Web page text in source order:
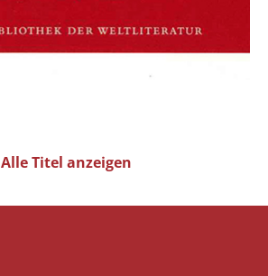
Alle Titel anzeigen